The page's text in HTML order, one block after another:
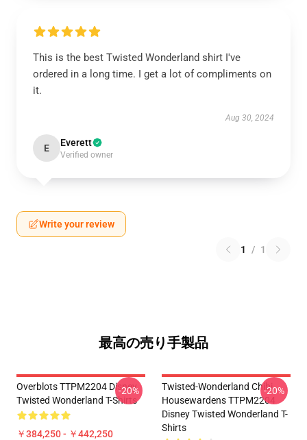
This is the best Twisted Wonderland shirt I've
ordered in a long time. I get a lot of compliments on
it.
Aug 30, 2024
E Everett
Verified owner
Write your review
1 / 1
最高の売り手製品
Overblots TTPM2204 Disney
Twisted Wonderland T-Shirts
￥384,250 - ￥442,250
-20%
Twisted-Wonderland Chibi
Housewardens TTPM2204
Disney Twisted Wonderland T-
Shirts
-20%